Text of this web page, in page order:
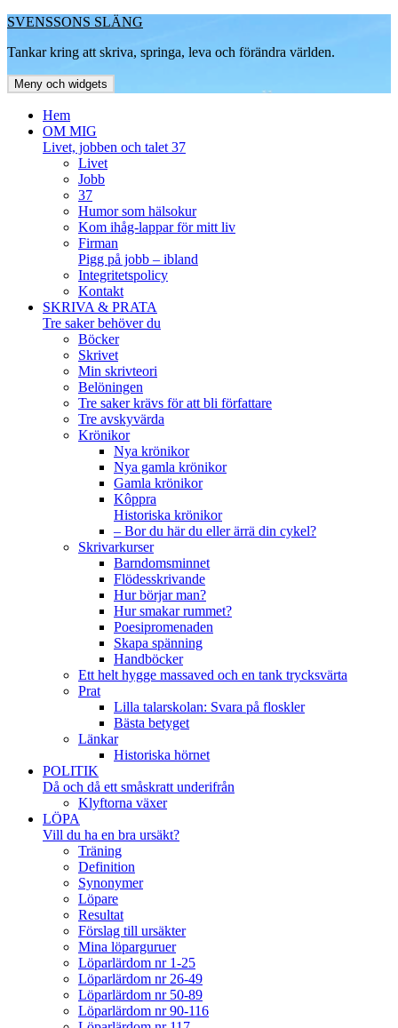
Hoppa
innehåll
SVENSSONS SLÄNG
Tankar kring att skriva, springa, leva och förändra världen.
Meny och widgets
Hem
OM MIG
Livet, jobben och talet 37
Livet
Jobb
37
Humor som hälsokur
Kom ihåg-lappar för mitt liv
Firman
Pigg på jobb – ibland
Integritetspolicy
Kontakt
SKRIVA & PRATA
Tre saker behöver du
Böcker
Skrivet
Min skrivteori
Belöningen
Tre saker krävs för att bli författare
Tre avskyvärda
Krönikor
Nya krönikor
Nya gamla krönikor
Gamla krönikor
Kôppra
Historiska krönikor
– Bor du här du eller ärrä din cykel?
Skrivarkurser
Barndomsminnet
Flödesskrivande
Hur börjar man?
Hur smakar rummet?
Poesipromenaden
Skapa spänning
Handböcker
Ett helt hygge massaved och en tank trycksvärta
Prat
Lilla talarskolan: Svara på floskler
Bästa betyget
Länkar
Historiska hörnet
POLITIK
Då och då ett småskratt underifrån
Klyftorna växer
LÖPA
Vill du ha en bra ursäkt?
Träning
Definition
Synonymer
Löpare
Resultat
Förslag till ursäkter
Mina löparguruer
Löparlärdom nr 1-25
Löparlärdom nr 26-49
Löparlärdom nr 50-89
Löparlärdom nr 90-116